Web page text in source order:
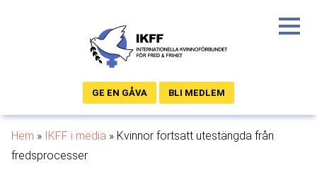
BLI MEDLEM
GE EN GÅVA
Hem » IKFF i media » Kvinnor fortsatt utestängda från
fredsprocesser